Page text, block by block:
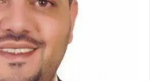
على شراكة فاعلة
دعوة المكلفين بخدمة العلم (الدفعة
العلم